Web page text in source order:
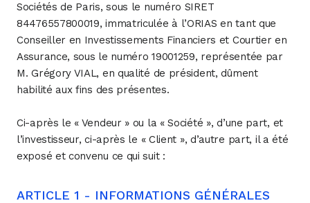
Sociétés de Paris, sous le numéro SIRET
84476557800019, immatriculée à l’ORIAS en tant que
Conseiller en Investissements Financiers et Courtier en
Assurance, sous le numéro 19001259, représentée par
M. Grégory VIAL, en qualité de président, dûment
habilité aux fins des présentes.
Ci-après le « Vendeur » ou la « Société », d’une part, et
l’investisseur, ci-après le « Client », d’autre part, il a été
exposé et convenu ce qui suit :
ARTICLE 1 - INFORMATIONS GÉNÉRALES